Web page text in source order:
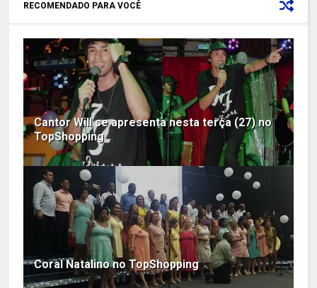
RECOMENDADO PARA VOCÊ
Cantor Will se apresenta nesta terça (27) no
TopShopping
Coral Natalino no TopShopping